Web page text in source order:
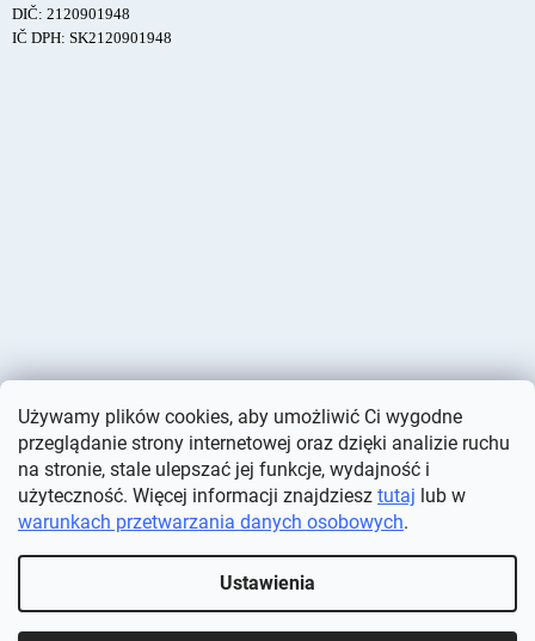
Używamy plików cookies, aby umożliwić Ci wygodne
przeglądanie strony internetowej oraz dzięki analizie ruchu
na stronie, stale ulepszać jej funkcje, wydajność i
użyteczność. Więcej informacji znajdziesz tutaj lub w
warunkach przetwarzania danych osobowych.
Ustawienia
DIČ: 2120901948
IČ DPH: SK2120901948